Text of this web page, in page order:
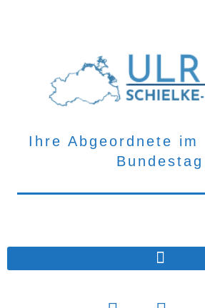
Ihre Abgeordnete im
Bundestag